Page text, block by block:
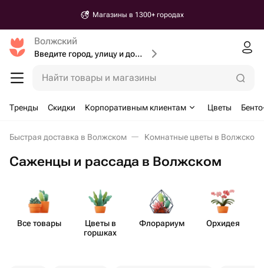
Магазины в 1300+ городах
Волжский
Введите город, улицу и дом доставки
Найти товары и магазины
Тренды Скидки Корпоративным клиентам Цветы
Быстрая доставка в Волжском Комнатные цветы в Волжском
Саженцы и рассада в Волжском
Все товары
Цветы в
горшках
Флорариум Орхидея